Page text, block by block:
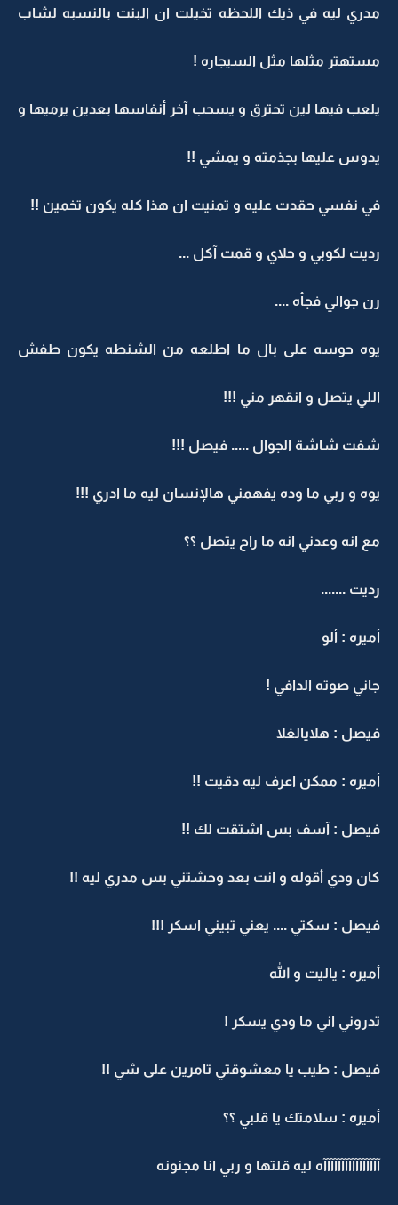
مدري ليه في ذيك اللحظه تخيلت ان البنت بالنسبه لشاب
مستهتر مثلها مثل السيجاره !
يلعب فيها لين تحترق و يسحب آخر أنفاسها بعدين يرميها و
يدوس عليها بجذمته و يمشي !!
في نفسي حقدت عليه و تمنيت ان هذا كله يكون تخمين !!
رديت لكوبي و حلاي و قمت آكل ...
رن جوالي فجأه ....
يوه حوسه على بال ما اطلعه من الشنطه يكون طفش
اللي يتصل و انقهر مني !!!
شفت شاشة الجوال ..... فيصل !!!
يوه و ربي ما وده يفهمني هالإنسان ليه ما ادري !!!
مع انه وعدني انه ما راح يتصل ؟؟
رديت .......
أميره : ألو
جاني صوته الدافي !
فيصل : هلايالغلا
أميره : ممكن اعرف ليه دقيت !!
فيصل : آسف بس اشتقت لك !!
كان ودي أقوله و انت بعد وحشتني بس مدري ليه !!
فيصل : سكتي .... يعني تبيني اسكر !!!
أميره : ياليت و الله
تدروني اني ما ودي يسكر !
فيصل : طيب يا معشوقتي تامرين على شي !!
أميره : سلامتك يا قلبي ؟؟
آآآآآآآآآآآآآآآآه ليه قلتها و ربي انا مجنونه